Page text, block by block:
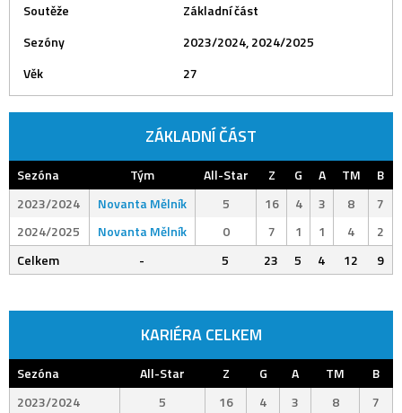
Soutěže
Základní část
Sezóny
2023/2024, 2024/2025
Věk
27
ZÁKLADNÍ ČÁST
Sezóna Tým All-Star Z G A TM
B
2023/2024
Novanta Mělník 5 16 4 3 8
7
2024/2025
Novanta Mělník 0 7 1 1 4
2
Celkem
- 5 23 5 4 12 9
KARIÉRA CELKEM
Sezóna All-Star Z G A TM
B
2023/2024
5 16 4 3 8
7